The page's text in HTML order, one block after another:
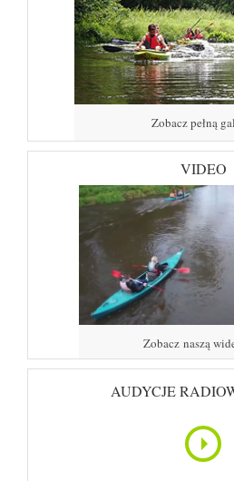
Zobacz pełną
VIDEO
Zobacz naszą
AUDYCJE